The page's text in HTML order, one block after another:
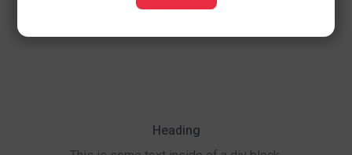
Heading